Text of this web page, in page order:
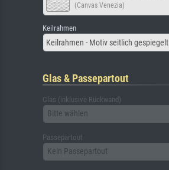
(Canvas Venezia)
Keilrahmen
Keilrahmen - Motiv seitlich gespiegelt
Glas & Passepartout
Glas (inklusive Rückwand)
Bitte wählen
Passepartout
Kein Passepartout